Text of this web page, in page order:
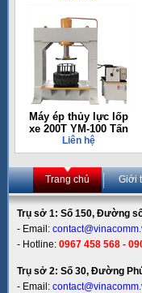
Máy ép thủy lực lốp
xe 200T YM-100 Tấn
Liên hệ
Trang chủ Giới
Trụ sở 1: Số 150, Đường
- Email:
- Hotline: 0967 458 568 -
Trụ sở 2: Số 30, Đường
- Email: